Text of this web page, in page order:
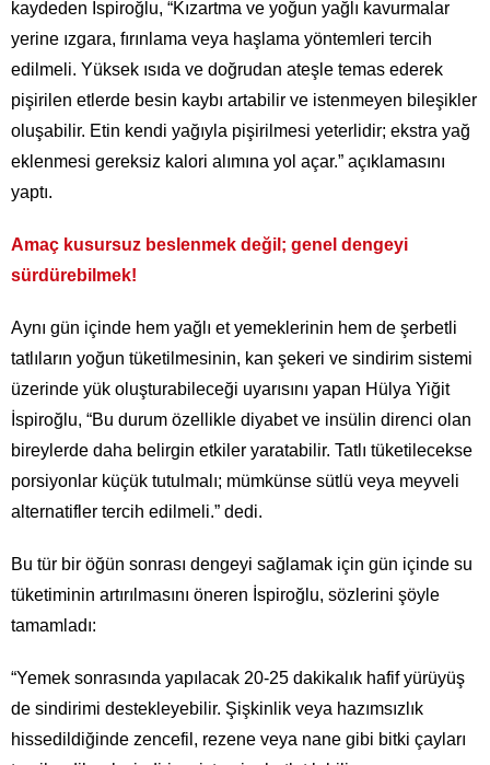
kaydeden İspiroğlu, “Kızartma ve yoğun yağlı kavurmalar
yerine ızgara, fırınlama veya haşlama yöntemleri tercih
edilmeli. Yüksek ısıda ve doğrudan ateşle temas ederek
pişirilen etlerde besin kaybı artabilir ve istenmeyen bileşikler
oluşabilir. Etin kendi yağıyla pişirilmesi yeterlidir; ekstra yağ
eklenmesi gereksiz kalori alımına yol açar.” açıklamasını
yaptı.
Amaç kusursuz beslenmek değil; genel dengeyi
sürdürebilmek!
Aynı gün içinde hem yağlı et yemeklerinin hem de şerbetli
tatlıların yoğun tüketilmesinin, kan şekeri ve sindirim sistemi
üzerinde yük oluşturabileceği uyarısını yapan Hülya Yiğit
İspiroğlu, “Bu durum özellikle diyabet ve insülin direnci olan
bireylerde daha belirgin etkiler yaratabilir. Tatlı tüketilecekse
porsiyonlar küçük tutulmalı; mümkünse sütlü veya meyveli
alternatifler tercih edilmeli.” dedi.
Bu tür bir öğün sonrası dengeyi sağlamak için gün içinde su
tüketiminin artırılmasını öneren İspiroğlu, sözlerini şöyle
tamamladı:
“Yemek sonrasında yapılacak 20-25 dakikalık hafif yürüyüş
de sindirimi destekleyebilir. Şişkinlik veya hazımsızlık
hissedildiğinde zencefil, rezene veya nane gibi bitki çayları